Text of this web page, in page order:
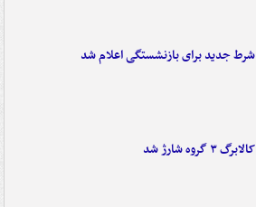
شرط جدید برای بازنشستگی اعلام شد
کالابرگ ۳ گروه شارژ شد